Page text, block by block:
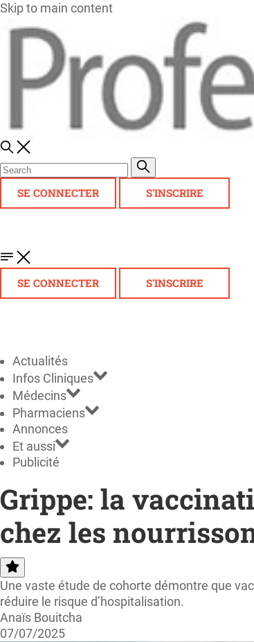
Skip to main content
SE CONNECTER S'INSCRIRE
SE CONNECTER S'INSCRIRE
Actualités
Infos Cliniques
Médecins
Pharmaciens
Annonces
Et aussi
Publicité
Grippe: la
chez les
Une vaste étude de cohorte démontre que
réduire le risque d’hospitalisation.
Anaïs Bouitcha
07/07/2025